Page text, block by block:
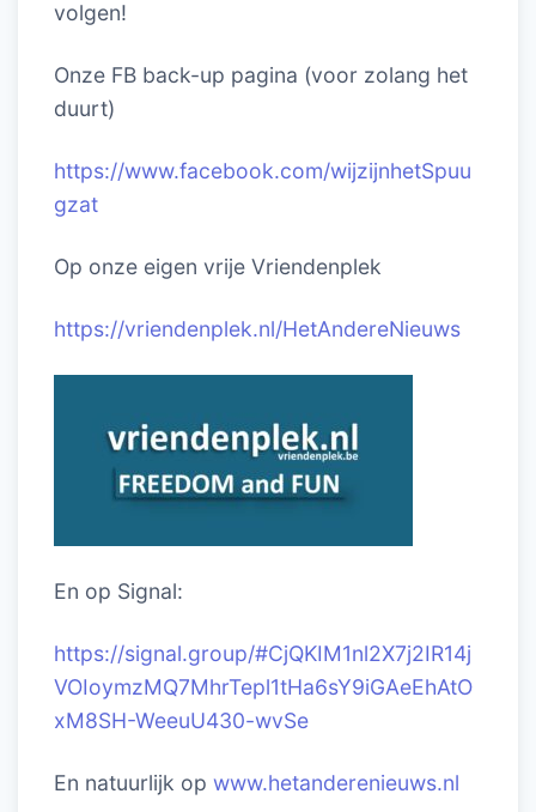
volgen!
Onze FB back-up pagina (voor zolang het
duurt)
https://www.facebook.com/wijzijnhetSpuu
gzat
Op onze eigen vrije Vriendenplek
https://vriendenplek.nl/HetAndereNieuws
En op Signal:
https://signal.group/#CjQKIM1nl2X7j2IR14j
VOIoymzMQ7MhrTepl1tHa6sY9iGAeEhAtO
xM8SH-WeeuU430-wvSe
En natuurlijk op www.hetanderenieuws.nl